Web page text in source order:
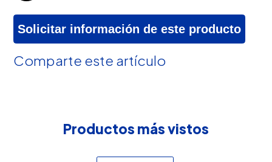
Solicitar información de este producto
Comparte este artículo
Productos más vistos